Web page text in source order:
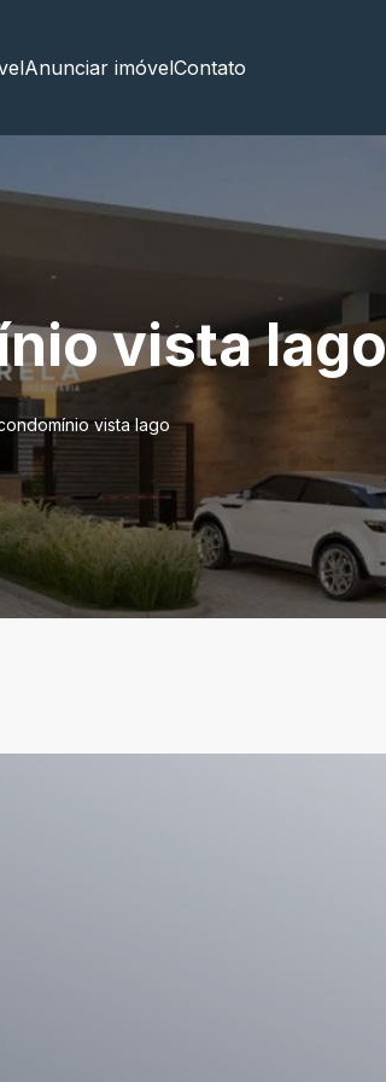
Anunciar imóvelContato
vista lago
vista lago